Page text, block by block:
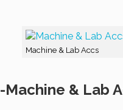
Machine & Lab Accs
-Machine & Lab